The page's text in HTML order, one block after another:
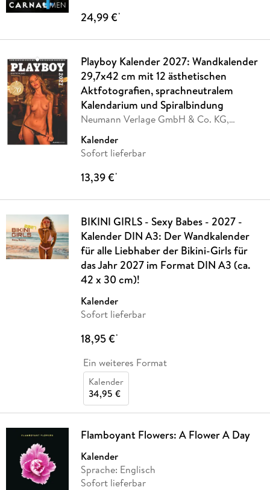
24,99 €*
Playboy Kalender 2027: Wandkalender
29,7x42 cm mit 12 ästhetischen
Aktfotografien, sprachneutralem
Kalendarium und Spiralbindung
Neumann Verlage GmbH & Co. KG,
Kalender
Sofort lieferbar
13,39 €*
BIKINI GIRLS - Sexy Babes - 2027 -
Kalender DIN A3: Der Wandkalender
für alle Liebhaber der Bikini-Girls für
das Jahr 2027 im Format DIN A3 (ca.
42 x 30 cm)!
Kalender
Sofort lieferbar
18,95 €*
Ein weiteres Format
Kalender
34,95 €
Flamboyant Flowers: A Flower A Day
Kalender
Sprache: Englisch
Sofort lieferbar